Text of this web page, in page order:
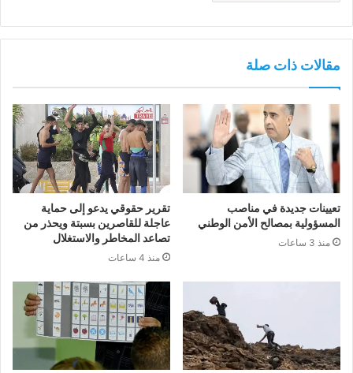
مقالات ذات صلة
تعيينات جديدة في مناصب
المسؤولية بمصالح الأمن الوطني
منذ 3 ساعات
تقرير حقوقي يدعو إلى حماية
عاجلة للقاصرين بسبتة ويحذر من
تصاعد المخاطر والاستغلال
منذ 4 ساعات